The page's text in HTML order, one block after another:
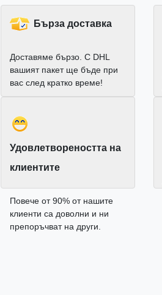
Бърза доставка
Доставяме бързо. С DHL
вашият пакет ще бъде при
вас след кратко време!
Удовлетвореността на
клиентите
Повече от 90% от нашите
клиенти са доволни и ни
препоръчват на други.